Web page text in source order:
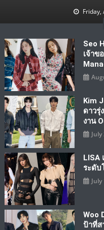
Friday,
Seo
เจ้าข
Kim
ดาวรุ่
งาน
LISA
ระดับ
Woo
ป้าที่ส